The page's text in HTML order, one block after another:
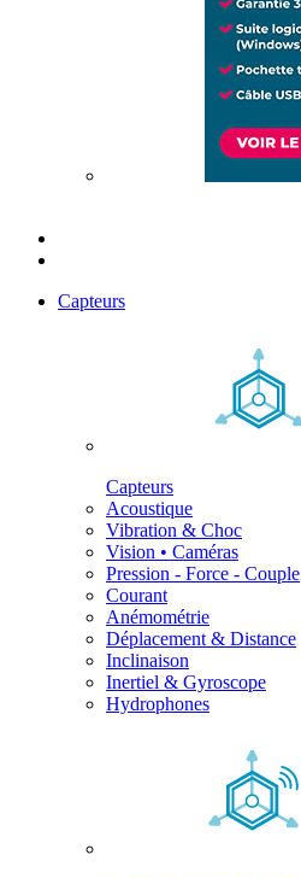
Capteurs
Capteurs
Acoustique
Vibration & Choc
Vision • Caméras
Pression - Force - Couple
Courant
Anémométrie
Déplacement & Distance
Inclinaison
Inertiel & Gyroscope
Hydrophones